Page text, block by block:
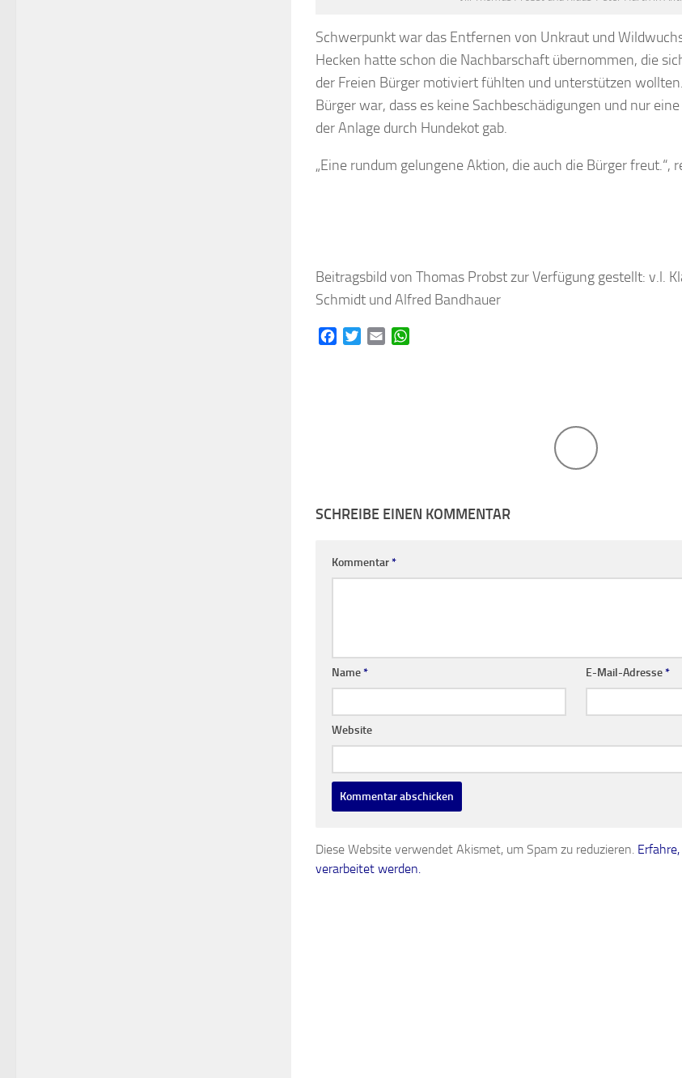
Schwerpunkt war das Entfernen von Unkraut und
Hecken hatte schon die Nachbarschaft übernommen, die
der Freien Bürger motiviert fühlten und unterstützen
Bürger war, dass es keine Sachbeschädigungen und nur
der Anlage durch Hundekot gab.
„Eine rundum gelungene Aktion, die auch die Bürger freut.“,
Beitragsbild von Thomas Probst zur Verfügung gestellt: v.l.
Schmidt und Alfred Bandhauer
FacebookTwitterEmail
SCHREIBE EINEN KOMMENTAR
Kommentar*
Name* E-Mail-Adresse*
Website
Diese Website verwendet Akismet, um Spam zu reduzieren.
verarbeitet werden.